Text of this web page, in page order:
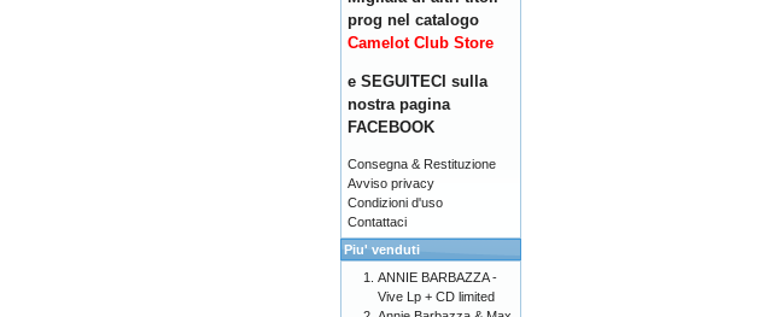
prog nel catalogo
Camelot Club Store
e SEGUITECI sulla
nostra pagina
FACEBOOK
Consegna & Restituzione
Avviso privacy
Condizioni d'uso
Contattaci
Piu' venduti
ANNIE BARBAZZA -
Vive Lp + CD limited